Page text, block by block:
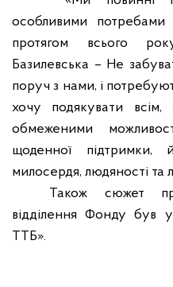
особливими
протягом всього
Базилевська – Не
поруч з нами, і
хочу подякувати
обмеженими
щоденної
милосердя, людяності та
Також сюжет
відділення Фонду був у
ТТБ».